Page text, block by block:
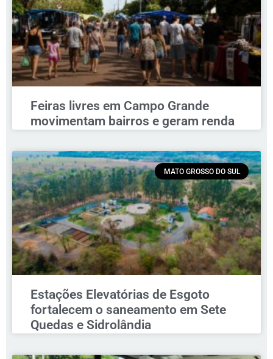
Feiras livres em Campo Grande
movimentam bairros e geram renda
MATO GROSSO DO SUL
Estações Elevatórias de Esgoto
fortalecem o saneamento em Sete
Quedas e Sidrolândia